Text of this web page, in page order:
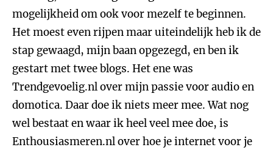
mogelijkheid om ook voor mezelf te beginnen.
Het moest even rijpen maar uiteindelijk heb ik de
stap gewaagd, mijn baan opgezegd, en ben ik
gestart met twee blogs. Het ene was
Trendgevoelig.nl over mijn passie voor audio en
domotica. Daar doe ik niets meer mee. Wat nog
wel bestaat en waar ik heel veel mee doe, is
Enthousiasmeren.nl over hoe je internet voor je